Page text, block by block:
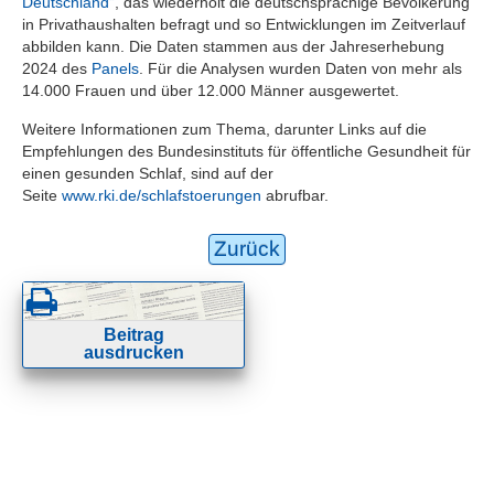
in Privathaushalten befragt und so Entwicklungen im Zeitverlauf
abbilden kann. Die Daten stammen aus der Jahreserhebung
2024 des Panels . Für die Analysen wurden Daten von mehr als
14.000 Frauen und über 12.000 Männer ausgewertet.
Weitere Informationen zum Thema, darunter Links auf die
Empfehlungen des Bundesinstituts für öffentliche Gesundheit für
einen gesunden Schlaf, sind auf der
Seite www.rki.de/schlafstoerungen abrufbar.
Zurück
Beitrag
ausdrucken